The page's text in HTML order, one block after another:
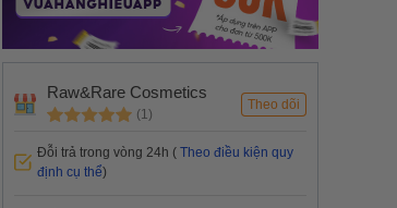
Raw&Rare Cosmetics
(1)
Theo dõi
Đỗi trả trong vòng 24h ( Theo điều kiện quy
định cụ thể)